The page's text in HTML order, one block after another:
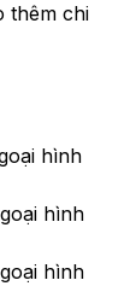
thêm chi
hình
hình
hình